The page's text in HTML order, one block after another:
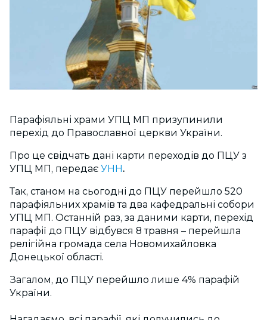
Парафіяльні храми УПЦ МП призупинили
перехід до Православної церкви України.
Про це свідчать дані карти переходів до ПЦУ з
УПЦ МП, передає УНН.
Так, станом на сьогодні до ПЦУ перейшло 520
парафіяльних храмів та два кафедральні собори
УПЦ МП. Останній раз, за даними карти, перехід
парафії до ПЦУ відбувся 8 травня – перейшла
релігійна громада села Новомихайловка
Донецької області.
Загалом, до ПЦУ перейшло лише 4% парафій
України.